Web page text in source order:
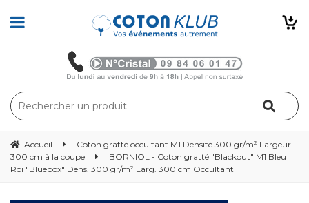
Accueil
Coton gratté occultant M1 Densité 300 gr/m² Largeur
300 cm à la coupe
BORNIOL - Coton gratté "Blackout" M1 Bleu
Roi "Bluebox" Dens. 300 gr/m² Larg. 300 cm Occultant